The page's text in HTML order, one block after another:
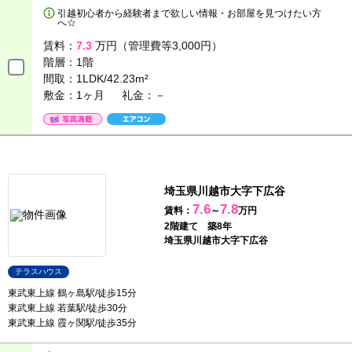
引越初心者から経験者まで欲しい情報・お部屋を見つけたい方
へ☆
賃料： 7.3 万円（管理費等3,000円）
階層： 1階
間取： 1LDK/42.23m²
敷金：1ヶ月
礼金：－
埼玉県川越市大字下広谷
賃料： 7.6～7.8万円
2階建て 築8年
埼玉県川越市大字下広谷
テラスハウス
東武東上線 鶴ヶ島駅/徒歩15分
東武東上線 若葉駅/徒歩30分
東武東上線 霞ヶ関駅/徒歩35分